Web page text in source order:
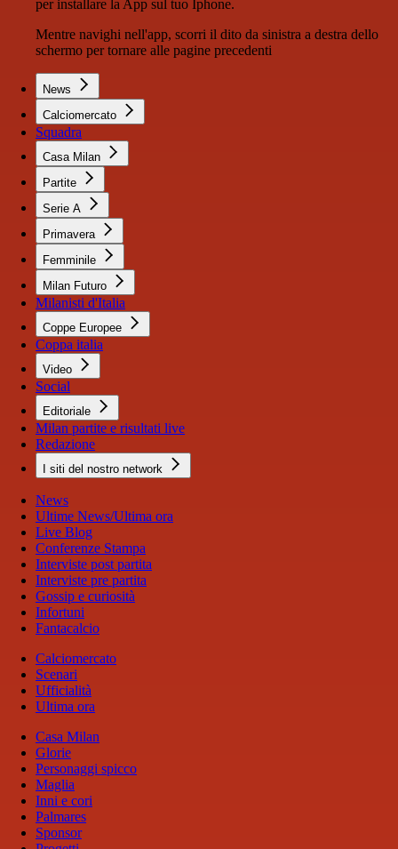
per installare la App sul tuo Iphone.
Mentre navighi nell'app, scorri il dito da sinistra a destra dello
schermo per tornare alle pagine precedenti
News
Calciomercato
Squadra
Casa Milan
Partite
Serie A
Primavera
Femminile
Milan Futuro
Milanisti d'Italia
Coppe Europee
Coppa italia
Video
Social
Editoriale
Milan partite e risultati live
Redazione
I siti del nostro network
News
Ultime News/Ultima ora
Live Blog
Conferenze Stampa
Interviste post partita
Interviste pre partita
Gossip e curiosità
Infortuni
Fantacalcio
Calciomercato
Scenari
Ufficialità
Ultima ora
Casa Milan
Glorie
Personaggi spicco
Maglia
Inni e cori
Palmares
Sponsor